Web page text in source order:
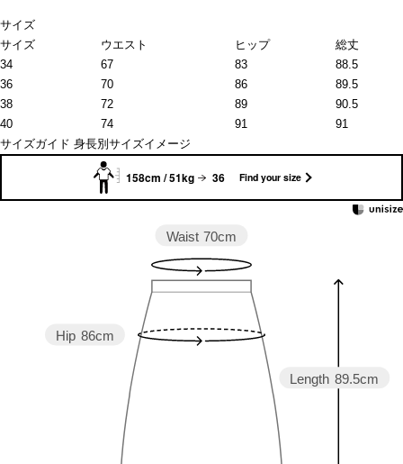
サイズ
サイズ
ウエスト ヒップ
総丈
34
67 83
88.5
36
70 86
89.5
38
72 89
90.5
40
74 91
91
サイズガイド 身長別サイズイメージ
158cm / 51kg 36 Find your size
Length 89.5cm
Hip 86cm
Waist 70cm